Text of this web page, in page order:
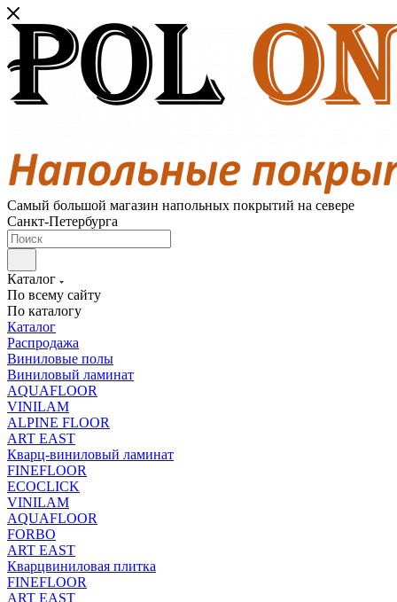
Самый большой магазин напольных покрытий на севере
Санкт-Петербурга
Каталог
По всему сайту
По каталогу
Каталог
Распродажа
Виниловые полы
Виниловый ламинат
AQUAFLOOR
VINILAM
ALPINE FLOOR
ART EAST
Кварц-виниловый ламинат
FINEFLOOR
ECOCLICK
VINILAM
AQUAFLOOR
FORBO
ART EAST
Кварцвиниловая плитка
FINEFLOOR
ART EAST